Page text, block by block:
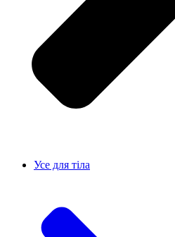
Усе для тiла